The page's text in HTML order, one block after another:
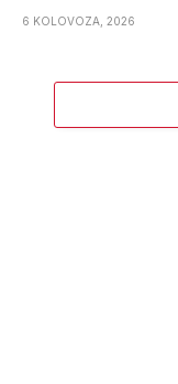
6 KOLOVOZA, 2026